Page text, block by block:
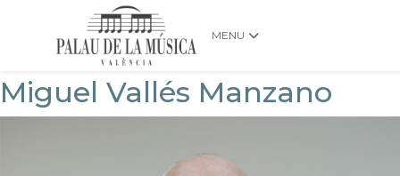
MENU
Miguel Vallés Manzano